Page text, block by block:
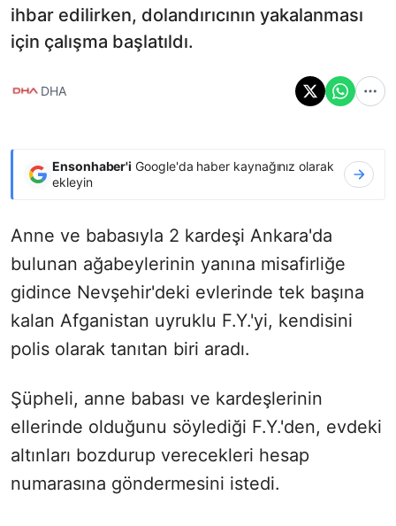
ihbar edilirken, dolandırıcının yakalanması
için çalışma başlatıldı.
DHA
Ensonhaber'i Google'da haber kaynağınız olarak
ekleyin
Anne ve babasıyla 2 kardeşi Ankara'da
bulunan ağabeylerinin yanına misafirliğe
gidince Nevşehir'deki evlerinde tek başına
kalan Afganistan uyruklu F.Y.'yi, kendisini
polis olarak tanıtan biri aradı.
Şüpheli, anne babası ve kardeşlerinin
ellerinde olduğunu söylediği F.Y.'den, evdeki
altınları bozdurup verecekleri hesap
numarasına göndermesini istedi.